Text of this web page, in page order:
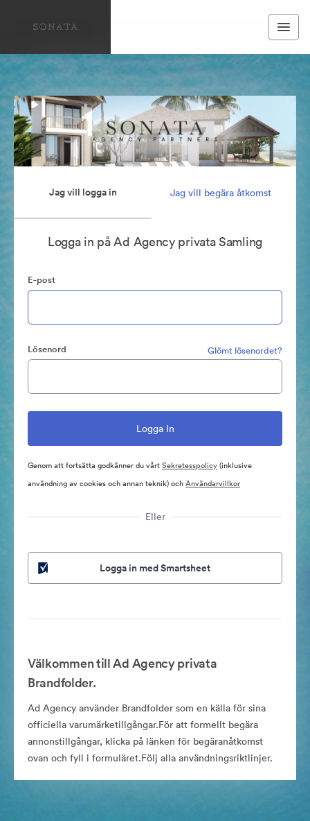
Jag vill logga in Jag vill begära åtkomst
Logga in på Ad Agency privata Samling
E-post
Lösenord Glömt lösenordet?
Genom att fortsätta godkänner du vårtSekretesspolicy(inklusive
användning av cookies och annan teknik) ochAnvändarvillkor
Eller
Logga in med Smartsheet
Välkommen till Ad Agency privata
Brandfolder.
Ad Agency använder Brandfolder som en källa för sina
officiella varumärketillgångar.För att formellt begära
annonstillgångar, klicka på länken för begäranåtkomst
ovan och fyll i formuläret.Följ alla användningsriktlinjer.